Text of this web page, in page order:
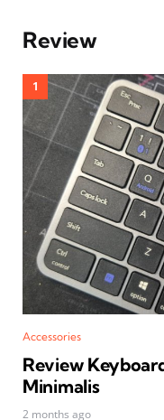
Review
Accessories
Review
Minimalis
2 months ago